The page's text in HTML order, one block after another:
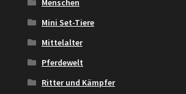
Mini Set-Tiere
Mittelalter
Pferdewelt
Ritter und Kämpfer